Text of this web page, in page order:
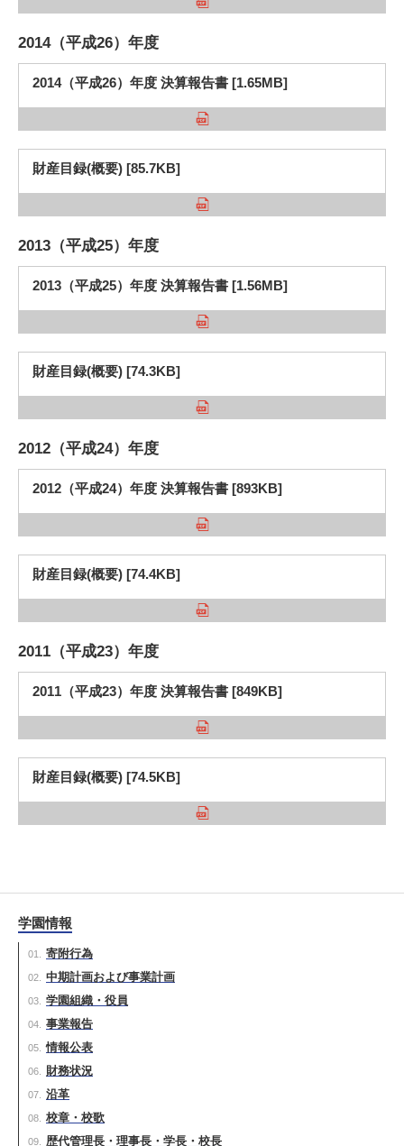
2014（平成26）年度
2014（平成26）年度 決算報告書 [1.65MB]
財産目録(概要) [85.7KB]
2013（平成25）年度
2013（平成25）年度 決算報告書 [1.56MB]
財産目録(概要) [74.3KB]
2012（平成24）年度
2012（平成24）年度 決算報告書 [893KB]
財産目録(概要) [74.4KB]
2011（平成23）年度
2011（平成23）年度 決算報告書 [849KB]
財産目録(概要) [74.5KB]
学園情報
寄附行為
中期計画および事業計画
学園組織・役員
事業報告
情報公表
財務状況
沿革
校章・校歌
歴代管理長・理事長・学長・校長